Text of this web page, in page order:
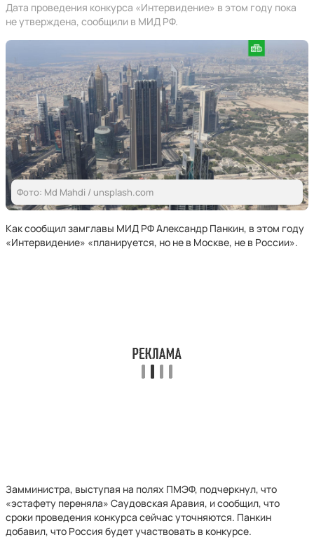
Дата проведения конкурса «Интервидение» в этом году пока
не утверждена, сообщили в МИД РФ.
Фото: Md Mahdi / unsplash.com
Как сообщил замглавы МИД РФ Александр Панкин, в этом году
«Интервидение» «планируется, но не в Москве, не в России».
Замминистра, выступая на полях ПМЭФ, подчеркнул, что
«эстафету переняла» Саудовская Аравия, и сообщил, что
сроки проведения конкурса сейчас уточняются. Панкин
добавил, что Россия будет участвовать в конкурсе.